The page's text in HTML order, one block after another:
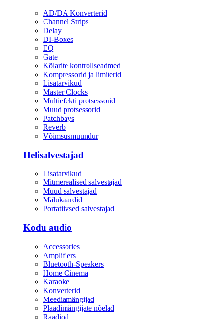
AD/DA Konverterid
Channel Strips
Delay
DI-Boxes
EQ
Gate
Kõlarite kontrollseadmed
Kompressorid ja limiterid
Lisatarvikud
Master Clocks
Multiefekti protsessorid
Muud protsessorid
Patchbays
Reverb
Võimsusmuundur
Helisalvestajad
Lisatarvikud
Mitmerealised salvestajad
Muud salvestajad
Mälukaardid
Portatiivsed salvestajad
Kodu audio
Accessories
Amplifiers
Bluetooth-Speakers
Home Cinema
Karaoke
Konverterid
Meediamängijad
Plaadimängijate nõelad
Raadiod